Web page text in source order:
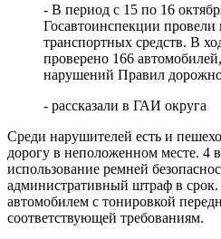
- В период с 15 по 16
Госавтоинспекции провели
транспортных средств. В
проверено 166
нарушений Правил
- рассказали в ГАИ округа
Среди нарушителей есть и
дорогу в неположенном месте. 4
использование ремней
административный штраф в срок.
автомобилем с тонировкой
соответствующей требованиям.